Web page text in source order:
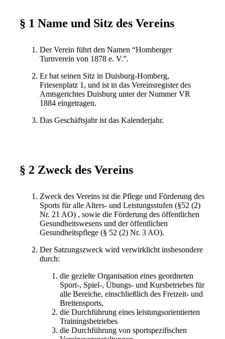
§ 1 Name und Sitz des Vereins
Der Verein führt den Namen “Homberger
Turnverein von 1878 e. V.”.
Er hat seinen Sitz in Duisburg-Homberg,
Friesenplatz 1, und ist in das Vereinsregister des
Amtsgerichtes Duisburg unter der Nummer VR
1884 eingetragen.
Das Geschäftsjahr ist das Kalenderjahr.
§ 2 Zweck des Vereins
Zweck des Vereins ist die Pflege und Förderung des
Sports für alle Alters- und Leistungsstufen (§52 (2)
Nr. 21 AO) , sowie die Förderung des öffentlichen
Gesundheitswesens und der öffentlichen
Gesundheitspflege (§ 52 (2) Nr. 3 AO).
Der Satzungszweck wird verwirklicht insbesondere
durch:
die gezielte Organisation eines geordneten
Sport-, Spiel-, Übungs- und Kursbetriebes für
alle Bereiche, einschließlich des Freizeit- und
Breitensports,
die Durchführung eines leistungsorientierten
Trainingsbetriebes
die Durchführung von sportspezifischen